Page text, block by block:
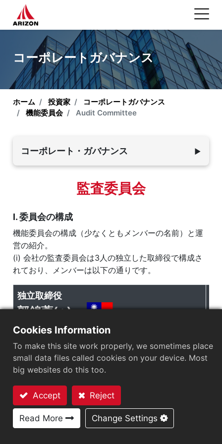
コーポレートガバナンス
ホーム 投資家
コーポレートガバナンス
機能委員会
Audit Committee
コーポレート・ガバナンス ▼
取締役会の構成と責任
主要株主
主要内部规章
機能委員会
概要
報酬委員会
持続可能な開発委員会
監査委員会議事録
内部監査
企業ガバナンス ポリシーと成果
監査委員会
I. 委員会の構成
機能委員会の構成（少なくともメンバーの名前）と運
営の紹介。
(i) 会社の監査委員会は3人の独立した取締役で構成さ
れており、メンバーは以下の通りです。
独立取締役
郭錦蓉(♀)
主要な経験（教育）
サザンイリノイ大学 会計学修士
台湾省会計士公会会計審査委員会主任委員
廣信益群聯合会計師事務所査帳員/会計師/所長
台北市税務代理人協会理事長
お問い合わせ
Cookies Information
To make this site work properly, we sometimes place
small data files called cookies on your device. Most
big websites do this too.
Accept Reject
Read More Change Settings